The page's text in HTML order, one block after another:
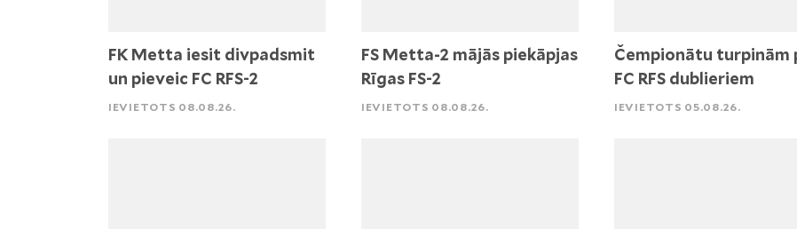
FK Metta iesit divpadsmit
un pieveic FC RFS-2
IEVIETOTS 08.08.26.
FS Metta-2 mājās piekāpjas
Rīgas FS-2
IEVIETOTS 08.08.26.
Čempionātu turpinām
FC RFS dublieriem
IEVIETOTS 05.08.26.